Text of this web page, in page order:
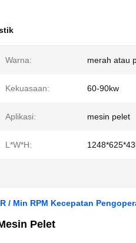
Warna: merah atau
Kekuasaan: 60-90kw
Aplikasi: mesin pelet
L*W*H:
/ Min RPM Kecepatan
Pelet